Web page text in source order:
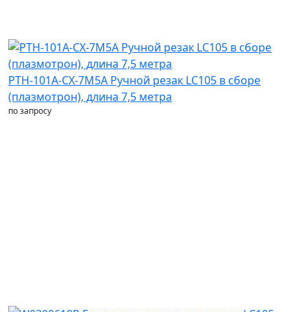
PTH-101A-CX-7M5A Ручной резак LC105 в сборе
(плазмотрон), длина 7,5 метра
по запросу